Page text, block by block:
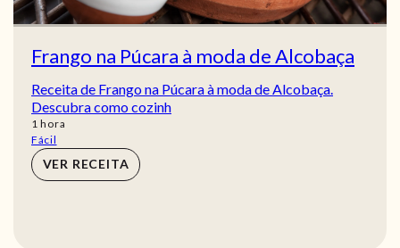
Frango na Púcara à moda de Alcobaça
Receita de Frango na Púcara à moda de Alcobaça.
Descubra como cozinh
1 hora
hora
Fácil
VER RECEITA